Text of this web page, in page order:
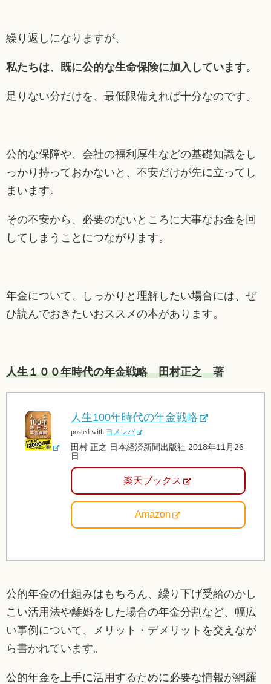
繰り返しになりますが、
私たちは、既に公的な生命保険に加入しています。
足りない分だけを、最低限備えれば十分なのです。
公的な保障や、会社の福利厚生などの基礎知識をし
っかり持っておかないと、不安だけが先に立ってし
まいます。
その不安から、必要のないところに大事なお金を回
してしまうことにつながります。
年金について、しっかりと理解したい場合には、ぜ
ひ読んでおきたいおススメの本があります。
人生１００年時代の年金戦略 田村正之 著
人生100年時代の年金戦略
posted with ヨメレバ
田村 正之 日本経済新聞出版社 2018年11月26
日
楽天ブックス
Amazon
公的年金の仕組みはもちろん、繰り下げ受給のかし
こい活用法や離婚をした場合の年金分割など、幅広
い事例について、メリット・デメリットを交えなが
ら書かれています。
公的年金を上手に活用するために必要な情報が網羅